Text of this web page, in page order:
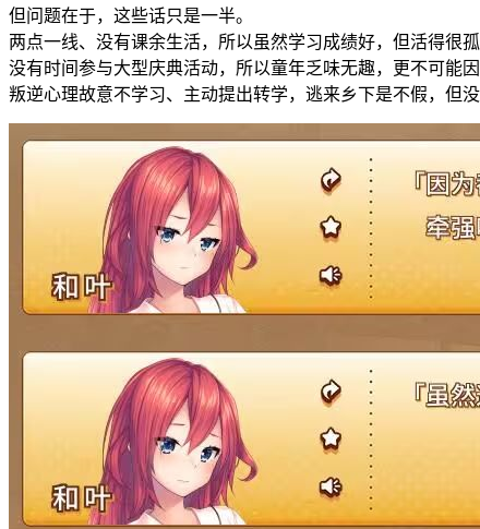
但问题在于，这些话只是一半。
两点一线、没有课余生活，所以虽然学习成绩好，但活得很
没有时间参与大型庆典活动，所以童年乏味无趣，更不可能因
叛逆心理故意不学习、主动提出转学，逃来乡下是不假，但